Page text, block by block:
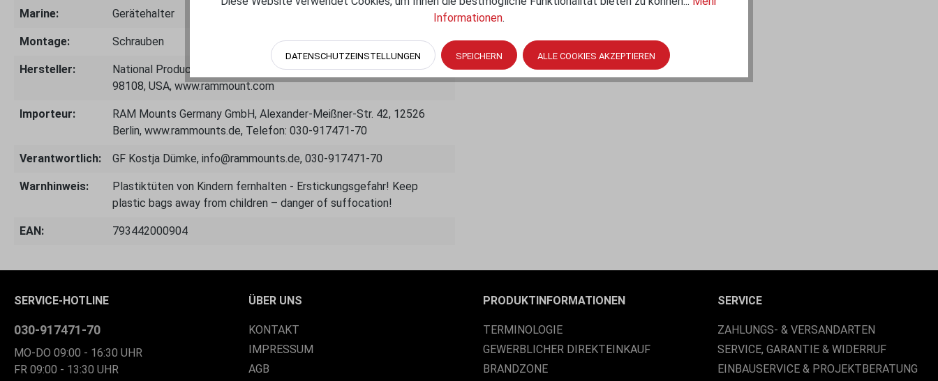
Marine: Gerätehalter
Montage: Schrauben
Hersteller:
National Products Inc.- 8410 Dallas Avenue South, Seattle, WA
98108, USA, www.rammount.com
Importeur:
RAM Mounts Germany GmbH, Alexander-Meißner-Str. 42, 12526
Berlin, www.rammounts.de, Telefon: 030-917471-70
Verantwortlich: GF Kostja Dümke, info@rammounts.de, 030-917471-70
Warnhinweis:
Plastiktüten von Kindern fernhalten - Erstickungsgefahr! Keep
plastic bags away from children – danger of suffocation!
EAN: 793442000904
SERVICE-HOTLINE
030-917471-70
MO-DO 09:00 - 16:30 UHR
FR 09:00 - 13:30 UHR
ÜBER UNS
KONTAKT
IMPRESSUM
AGB
PRODUKTINFORMATIONEN
TERMINOLOGIE
GEWERBLICHER DIREKTEINKAUF
BRANDZONE
SERVICE
ZAHLUNGS- & VERSANDARTEN
SERVICE, GARANTIE & WIDERRUF
EINBAUSERVICE & PROJEKTBERATUNG
Informationen.
DATENSCHUTZEINSTELLUNGEN SPEICHERN ALLE COOKIES AKZEPTIEREN